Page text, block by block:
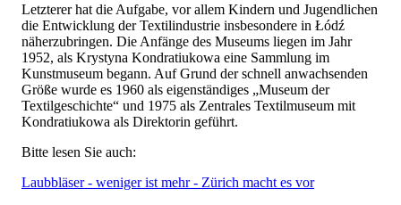
Letzterer hat die Aufgabe, vor allem Kindern und Jugendlichen
die Entwicklung der Textilindustrie insbesondere in Łódź
näherzubringen. Die Anfänge des Museums liegen im Jahr
1952, als Krystyna Kondratiukowa eine Sammlung im
Kunstmuseum begann. Auf Grund der schnell anwachsenden
Größe wurde es 1960 als eigenständiges „Museum der
Textilgeschichte“ und 1975 als Zentrales Textilmuseum mit
Kondratiukowa als Direktorin geführt.
Bitte lesen Sie auch:
Laubbläser - weniger ist mehr - Zürich macht es vor